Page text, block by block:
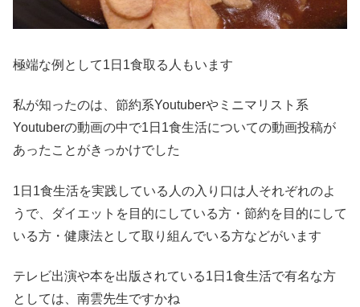
極端な例として1日1食取る人もいます
私が知ったのは、節約系Youtuberやミニマリスト系
Youtuberの動画の中で1日1食生活についての動画投稿が
あったことがきっかけでした
1日1食生活を実践している人の入り口は人それぞれのよ
うで、ダイエットを目的にしている方・節約を目的にして
いる方・健康法として取り組んでいる方などがいます
テレビ出演や本を出版されている1日1食生活で有名な方
としては、南雲先生ですかね